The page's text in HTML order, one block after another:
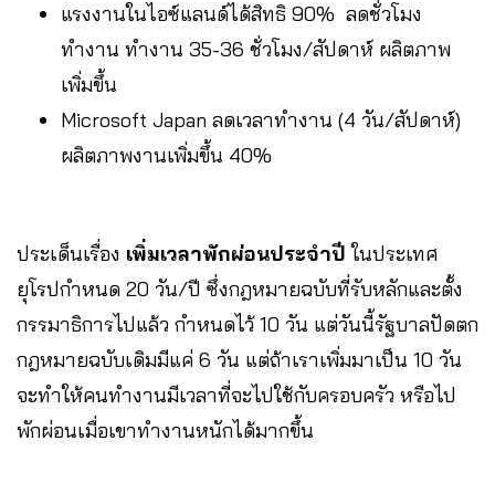
แรงงานในไอซ์แลนด์ได้สิทธิ 90% ลดชั่วโมง
ทำงาน ทำงาน 35-36 ชั่วโมง/สัปดาห์ ผลิตภาพ
เพิ่มขึ้น
Microsoft Japan ลดเวลาทำงาน (4 วัน/สัปดาห์)
ผลิตภาพงานเพิ่มขึ้น 40%
ประเด็นเรื่อง เพิ่มเวลาพักผ่อนประจำปีในประเทศ
ยุโรปกำหนด 20 วัน/ปี ซึ่งกฎหมายฉบับที่รับหลักและตั้ง
กรรมาธิการไปแล้ว กำหนดไว้ 10 วัน แต่วันนี้รัฐบาลปัดตก
กฎหมายฉบับเดิมมีแค่ 6 วัน แต่ถ้าเราเพิ่มมาเป็น 10 วัน
จะทำให้คนทำงานมีเวลาที่จะไปใช้กับครอบครัว หรือไป
พักผ่อนเมื่อเขาทำงานหนักได้มากขึ้น